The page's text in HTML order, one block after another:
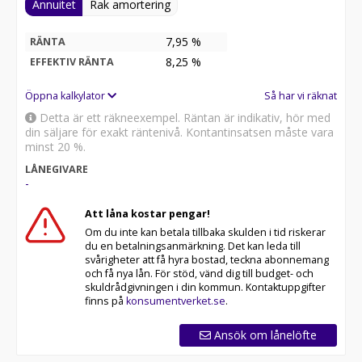
Annuitet Rak amortering
RÄNTA 7,95 %
EFFEKTIV RÄNTA 8,25 %
Öppna kalkylator Så har vi räknat
Detta är ett räkneexempel. Räntan är indikativ, hör med
din säljare för exakt räntenivå. Kontantinsatsen måste vara
minst 20 %.
LÅNEGIVARE
-
Att låna kostar pengar!
Om du inte kan betala tillbaka skulden i tid riskerar
du en betalningsanmärkning. Det kan leda till
svårigheter att få hyra bostad, teckna abonnemang
och få nya lån. För stöd, vänd dig till budget- och
skuldrådgivningen i din kommun. Kontaktuppgifter
finns på konsumentverket.se.
Ansök om lånelöfte